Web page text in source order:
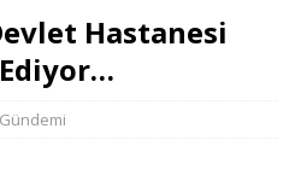
Hastanesi